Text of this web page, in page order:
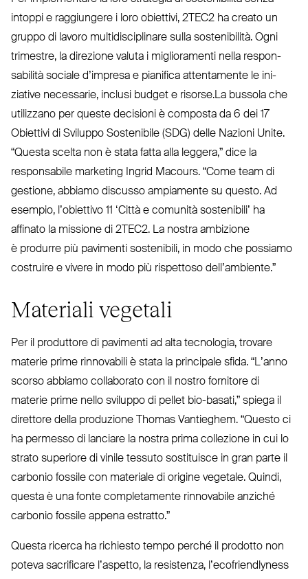
intoppi e rag­giungere i loro obiettivi, 2TEC2 ha creato un
gruppo di lavoro mul­ti­di­sci­plinare sulla soste­nibilità. Ogni
trimestre, la direzione valuta i miglio­ramenti nella respon­
sabilità sociale d’impresa e pianifica atten­tamente le ini­
ziative necessarie, inclusi budget e risorse​.La bussola che
uti­lizzano per queste decisioni è composta da 6 dei 17
Obiettivi di Sviluppo Sostenibile (SDG) delle Nazioni Unite.
“Questa scelta non è stata fatta alla leggera,” dice la
responsabile marketing Ingrid Macours. “Come team di
gestione, abbiamo discusso ampiamente su questo. Ad
esempio, l’o­biettivo 11 ‘Città e comunità sostenibili’ ha
affinato la missione di 2TEC2. La nostra ambizione
è produrre più pavimenti sostenibili, in modo che possiamo
costruire e vivere in modo più rispettoso dell’ambiente.”
Materiali vegetali
Per il pro­duttore di pavimenti ad alta tec­nologia, trovare
materie prime rin­novabili è stata la principale sfida. “L’anno
scorso abbiamo col­laborato con il nostro fornitore di
materie prime nello sviluppo di pellet bio-basati,” spiega il
direttore della pro­duzione Thomas Van­tieghem. “Questo ci
ha permesso di lanciare la nostra prima col­lezione in cui lo
strato superiore di vinile tessuto sostituisce in gran parte il
carbonio fossile con materiale di origine vegetale. Quindi,
questa è una fonte com­ple­tamente rin­novabile anziché
carbonio fossile appena estratto.”
Questa ricerca ha richiesto tempo perché il prodotto non
poteva sacrificare l’aspetto, la resistenza, l’e­co­friendlyness